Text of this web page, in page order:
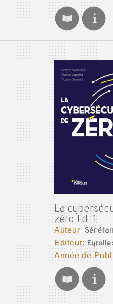
La
zéro Ed. 1
Auteur:
Editeur:
Année de